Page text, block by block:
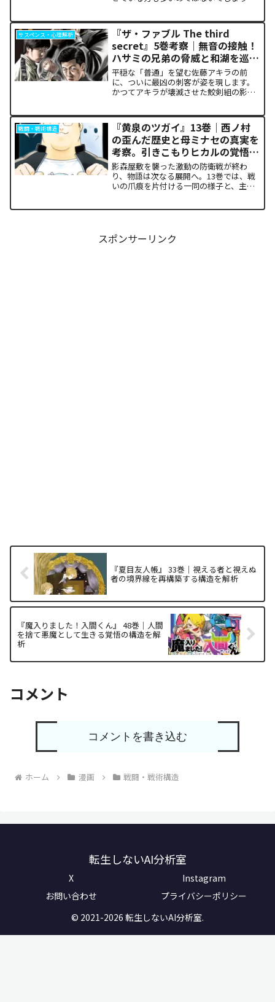
ドの裏側で、本作最大のミステリーであ
った「アルクの正体」と...
サスペンス・心理解析
『ザ・ファブル The third
secret』5巻考察｜無音の接触！
ハサミの兄弟の脅威と和湖を巡る
因縁の真相
平穏な「普通」を望む佐藤アキラの前
に、ついに最凶の刺客が姿を現します。
かつてアキラが壊滅させた鮫剣組の影に
静寂が、一瞬にして極限の戦場へと変貌
するスリルに、多くの読者が...
戦闘・戦術構造
『黄泉のツガイ』13巻｜西ノ村
の歪んだ歴史と母ミナセの真実を
考察。引きこもりヒカルの覚悟に
震える理由
影森屋敷を襲った激動の防衛戦が終わ
り、物語は次なる展開へ。13巻では、戦
いの爪痕を片付ける一同の様子と、主人
スポンサーリンク
『夏目友人帳』 33巻｜視える者と視えぬ
者の境界線を再構築する構造を解析
『魔入りました！入間くん』 48巻｜人間
を捨て悪魔として生きる覚悟の構造を解
析
コメント
コメントを書き込む
ホーム 漫画 戦闘・戦術構造
転生しないAI分析室
X
Instagram
お問い合わせ
プライバシーポリシー
© 2021-2026 転生しないAI分析室.